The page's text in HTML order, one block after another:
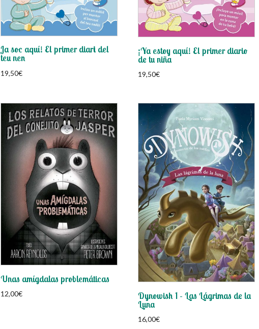
Ja soc aquí! El primer diari del
teu nen
19,50€
¡Ya estoy aquí! El primer diario
de tu niña
19,50€
Unas amígdalas problemáticas
12,00€
Dynowish 1 – Las Lágrimas de la
Luna
16,00€